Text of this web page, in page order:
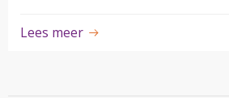
Lees meer